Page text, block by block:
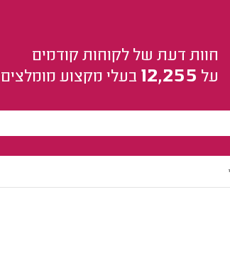
חוות דעת של לקוחות קודמים
על 12,255 בעלי מקצוע מומלצים